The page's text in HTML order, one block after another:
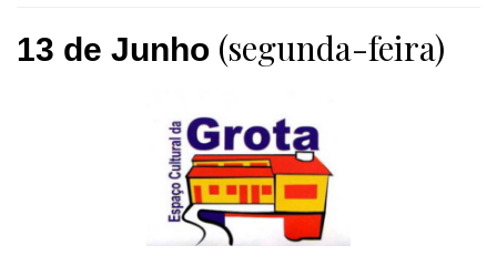
13 de Junho (segunda-feira)